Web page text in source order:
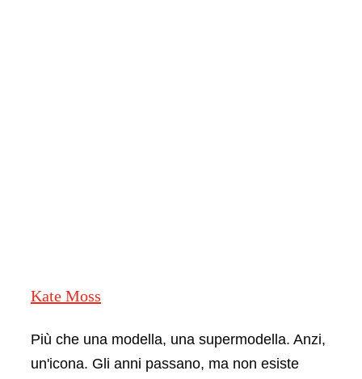
Kate Moss
Più che una modella, una supermodella. Anzi,
un'icona. Gli anni passano, ma non esiste